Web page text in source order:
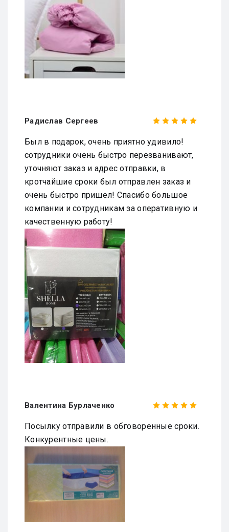
Радислав Сергеев
Был в подарок, очень приятно удивило!
сотрудники очень быстро перезванивают,
уточняют заказ и адрес отправки, в
кротчайшие сроки был отправлен заказ и
очень быстро пришел! Спасибо большое
компании и сотрудникам за оперативную и
качественную работу!
Валентина Бурлаченко
Посылку отправили в обговоренные сроки.
Конкурентные цены.